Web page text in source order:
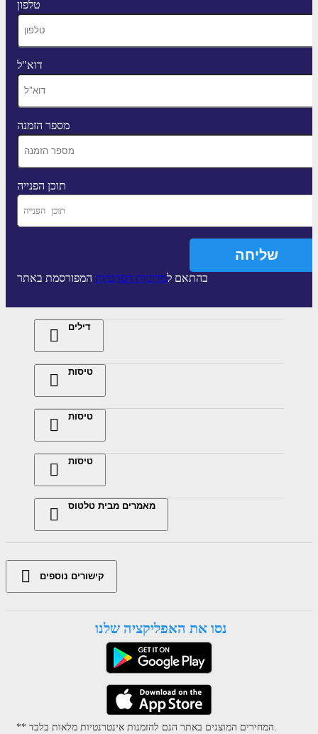
טלפון
דוא"ל
מספר הזמנה
תוכן הפנייה
בהתאם למדיניות הפרטיות המפורסמת באתר
דילים
טיסות
טיסות
טיסות
מאמרים מבית טלטוס
קישורים נוספים
נסו את האפליקציה שלנו
** המחירים המוצגים באתר הנם להזמנות אינטרנטיות מלאות בלבד.